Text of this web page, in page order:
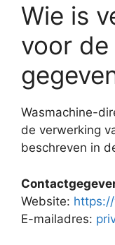
Wie is
voor de
Wasmachine-
de verwerking
beschreven in
Website:
E-mailadres: